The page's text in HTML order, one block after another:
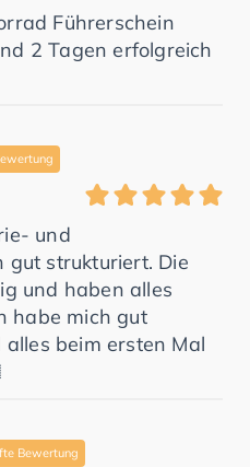
Führerschein
2 Tagen erfolgreich
und
strukturiert. Die
und haben alles
habe mich gut
beim ersten Mal
Bewertung